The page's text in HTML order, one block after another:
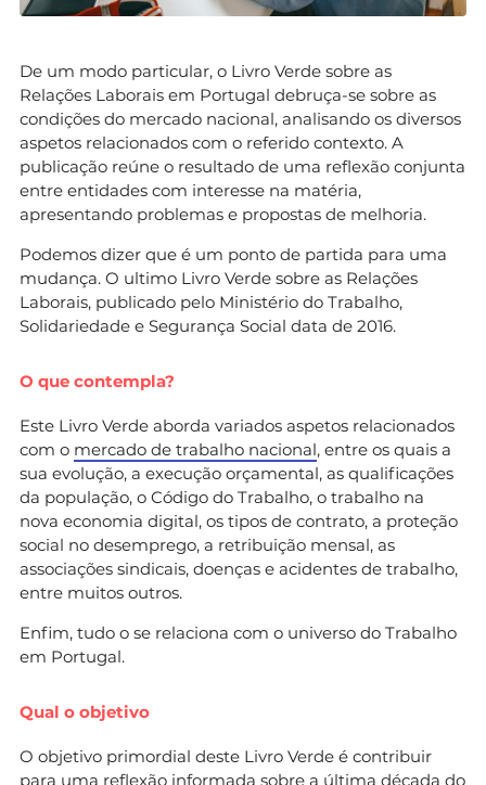
De um modo particular, o Livro Verde sobre as
Relações Laborais em Portugal debruça-se sobre as
condições do mercado nacional, analisando os diversos
aspetos relacionados com o referido contexto. A
publicação reúne o resultado de uma reflexão conjunta
entre entidades com interesse na matéria,
apresentando problemas e propostas de melhoria.
Podemos dizer que é um ponto de partida para uma
mudança. O ultimo Livro Verde sobre as Relações
Laborais, publicado pelo Ministério do Trabalho,
Solidariedade e Segurança Social data de 2016.
O que contempla?
Este Livro Verde aborda variados aspetos relacionados
com o mercado de trabalho nacional, entre os quais a
sua evolução, a execução orçamental, as qualificações
da população, o Código do Trabalho, o trabalho na
nova economia digital, os tipos de contrato, a proteção
social no desemprego, a retribuição mensal, as
associações sindicais, doenças e acidentes de trabalho,
entre muitos outros.
Enfim, tudo o se relaciona com o universo do Trabalho
em Portugal.
Qual o objetivo
O objetivo primordial deste Livro Verde é contribuir
para uma reflexão informada sobre a última década do